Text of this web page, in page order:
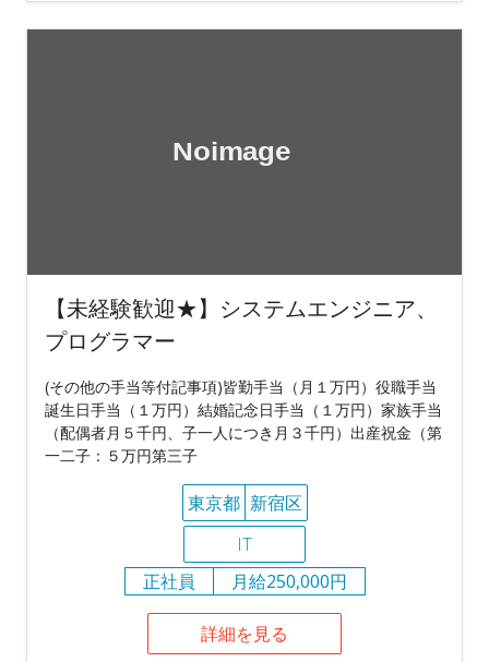
【未経験歓迎★】システムエンジニア、
プログラマー
(その他の手当等付記事項)皆勤手当（月１万円）役職手当
誕生日手当（１万円）結婚記念日手当（１万円）家族手当
（配偶者月５千円、子一人につき月３千円）出産祝金（第
一二子：５万円第三子
東京都 新宿区
IT
正社員
月給250,000円
詳細を見る